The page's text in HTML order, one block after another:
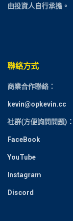
由投資人自行承擔。
聯絡方式
商業合作聯絡：
kevin@opkevin.cc
社群(方便詢問問題)：
FaceBook
YouTube
Instagram
Discord